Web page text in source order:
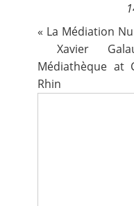
« La Médiation
Xavier
Médiathèque at
Rhin